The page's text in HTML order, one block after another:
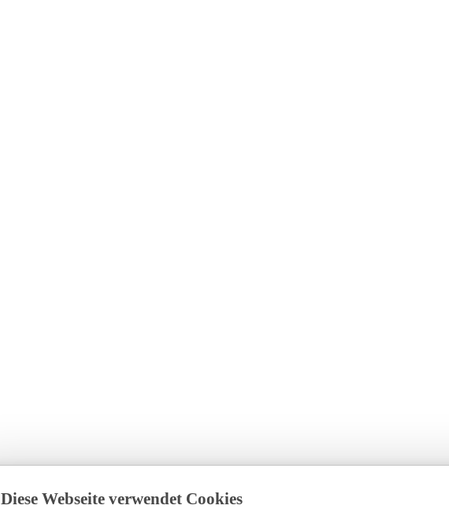
Diese Webseite verwendet Cookies